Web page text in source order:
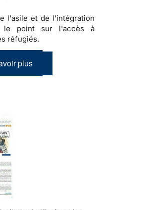
l'asile et de l'intégration
le point sur l'accès à
réfugiés.
plus